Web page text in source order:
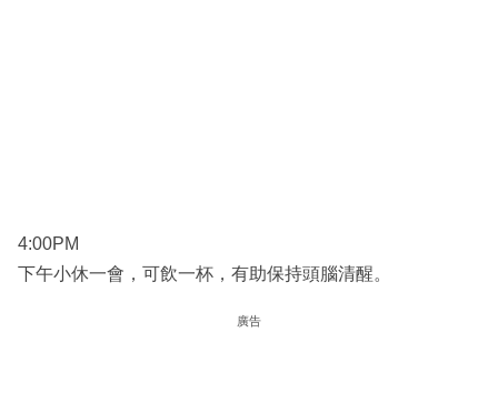
4:00PM
下午小休一會，可飲一杯，有助保持頭腦清醒。
廣告